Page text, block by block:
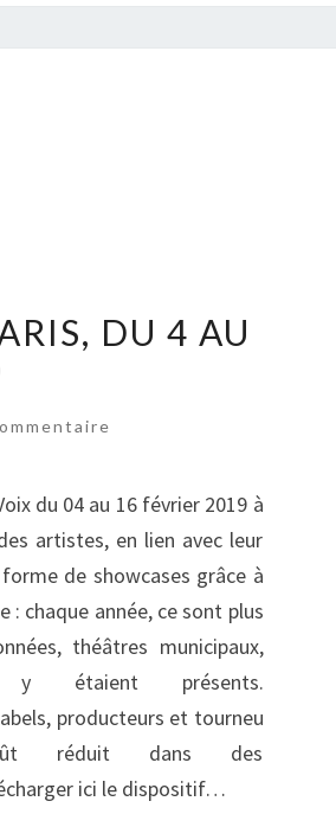
DU 4 AU
du 04 au 16 février 2019 à
artistes, en lien avec leur
de showcases grâce à
: chaque année, ce sont plus
théâtres municipaux,
étaient présents.
producteurs et tourneu
réduit dans des
ici le dispositif…